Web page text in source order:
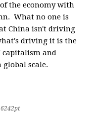
the economy with
What no one is
China isn't driving
driving it is the
capitalism and
scale.